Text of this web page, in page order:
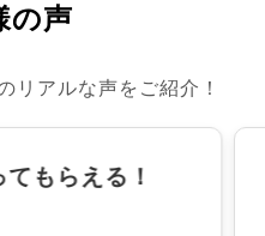
の声
リアルな声をご紹介！
もらえる！